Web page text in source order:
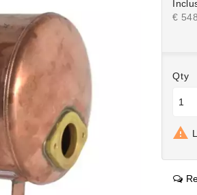
€
Qty
